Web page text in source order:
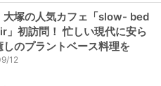
大塚の人気カフェ「slow- bed
」初訪問！ 忙しい現代に安ら
しのプラントベース料理を
12